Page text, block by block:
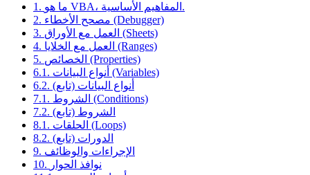
1. ما هو VBA، المفاهيم الأساسية.
2. مصحح الأخطاء (Debugger)
3. العمل مع الأوراق (Sheets)
4. العمل مع الخلايا (Ranges)
5. الخصائص (Properties)
6.1. أنواع البيانات (Variables)
6.2. أنواع البيانات (تابع)
7.1. الشروط (Conditions)
7.2. الشروط (تابع)
8.1. الحلقات (Loops)
8.2. الدورات (تابع)
9. الإجراءات والوظائف
10. نوافذ الحوار